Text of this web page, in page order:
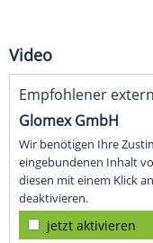
Video
Empfohlener
Glomex GmbH
Wir benötigen Ihre
eingebundenen Inhalt
diesen mit einem Klick
deaktivieren.
jetzt aktivieren